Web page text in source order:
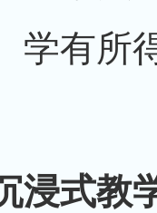
学有所
浸式教